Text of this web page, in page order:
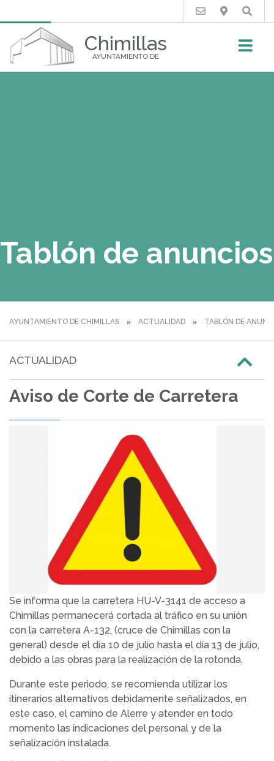
Chimillas
AYUNTAMIENTO DE
Buscar
Tablón de anuncios
AYUNTAMIENTO DE CHIMILLAS ACTUALIDAD TABLÓN DE
ACTUALIDAD
Aviso de Corte de Carretera
Se informa que la carretera HU-V-3141 de acceso a
Chimillas permanecerá cortada al tráfico en su unión
con la carretera A-132, (cruce de Chimillas con la
general) desde el día 10 de julio hasta el día 13 de julio,
debido a las obras para la realización de la rotonda.
Durante este periodo, se recomienda utilizar los
itinerarios alternativos debidamente señalizados, en
este caso, el camino de Alerre y atender en todo
momento las indicaciones del personal y de la
señalización instalada.